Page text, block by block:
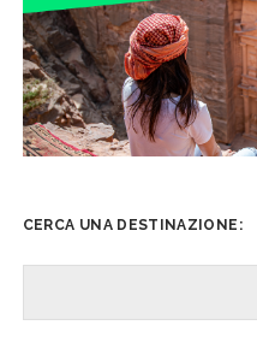
CERCA UNA DESTINAZIONE: